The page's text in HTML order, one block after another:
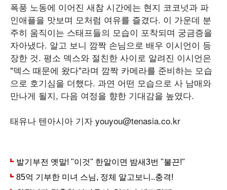
폭풍 노동에 이어진 새참 시간에는 현지 코코넛과 파
인애플을 맛보며 모처럼 여유를 즐겼다. 이 가운데 분
주히 움직이는 스태프들의 모습이 포착되며 궁금증을
자아냈다. 알고 보니 깜짝 손님으로 배우 이시언이 등
장한 것. 평소 덱스와 절친한 사이로 알려진 이시언은
"덱스 때문에 왔다"라며 깜짝 카메라를 준비하는 모습
으로 호기심을 더했다. 과연 어떤 모습으로 사 남매와
만나게 될지, 다음 여정을 향한 기대감을 높였다.
태유나 텐아시아 기자 youyou@tenasia.co.kr